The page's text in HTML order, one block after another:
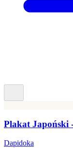
Plakat Japoński
Dapidoka